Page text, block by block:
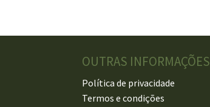
OUTRAS INFORMAÇÕES
Política de privacidade
Termos e condições